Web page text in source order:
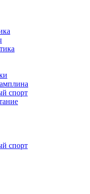
спорт
спорт